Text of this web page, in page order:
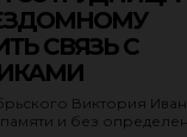
СВЯЗЬ С
Виктория
и без